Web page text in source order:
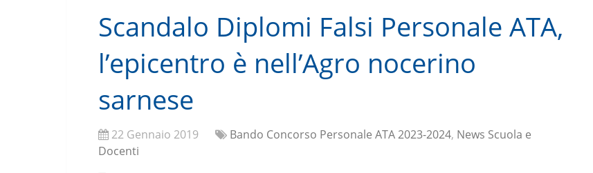
Scandalo Diplomi Falsi Personale ATA,
l’epicentro è nell’Agro nocerino
sarnese
22 Gennaio 2019 Bando Concorso Personale ATA 2023-2024, News Scuola e
Docenti